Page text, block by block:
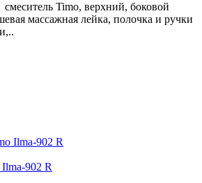
Timo, верхний, боковой
массажная лейка, полочка и ручки
902 R